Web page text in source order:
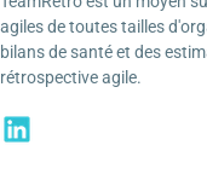
agiles de toutes tailles
bilans de santé et des
rétrospective agile.